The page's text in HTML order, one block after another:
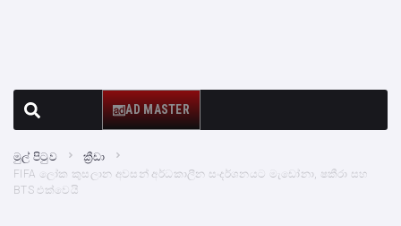
AD MASTER
මුල් පිටුව
ක්‍රීඩා
FIFA ලෝක කුසලාන අවසන් අර්ධකාලීන සංදර්ශනයට මැඩෝනා, ෂකීරා සහ
BTS එක්වෙයි